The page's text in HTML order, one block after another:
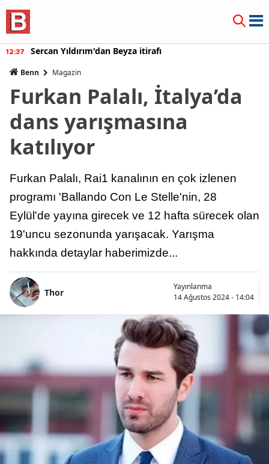
12:37 Sercan Yıldırım'dan Beyza itirafı
Benn Magazin
Furkan Palalı, İtalya’da
dans yarışmasına
katılıyor
Furkan Palalı, Rai1 kanalının en çok izlenen
programı 'Ballando Con Le Stelle'nin, 28
Eylül'de yayına girecek ve 12 hafta sürecek olan
19'uncu sezonunda yarışacak. Yarışma
hakkında detaylar haberimizde...
Thor
Yayınlanma
14 Ağustos 2024 - 14:04